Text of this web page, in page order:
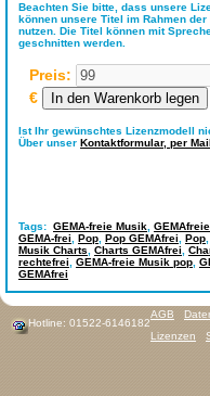
Beachten Sie bitte, dass unsere
können unsere Titel im Rahmen
nutzen. Die Titel können mit
geschnitten werden.
Preis:
€
Ist Ihr gewünschtes Lizenzmodell
Über unser Kontaktformular, per Mail
Tags: GEMA-freie Musik
GEMA-frei
Pop Pop GEMAfrei Pop
Musik Charts
Charts GEMAfrei
rechtefrei
GEMA-freie Musik pop
GEMAfrei
Hotline: 01522-6146182
AGB
Lizenzen